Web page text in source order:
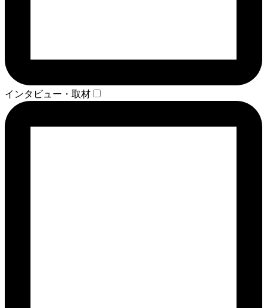
インタビュー・取材